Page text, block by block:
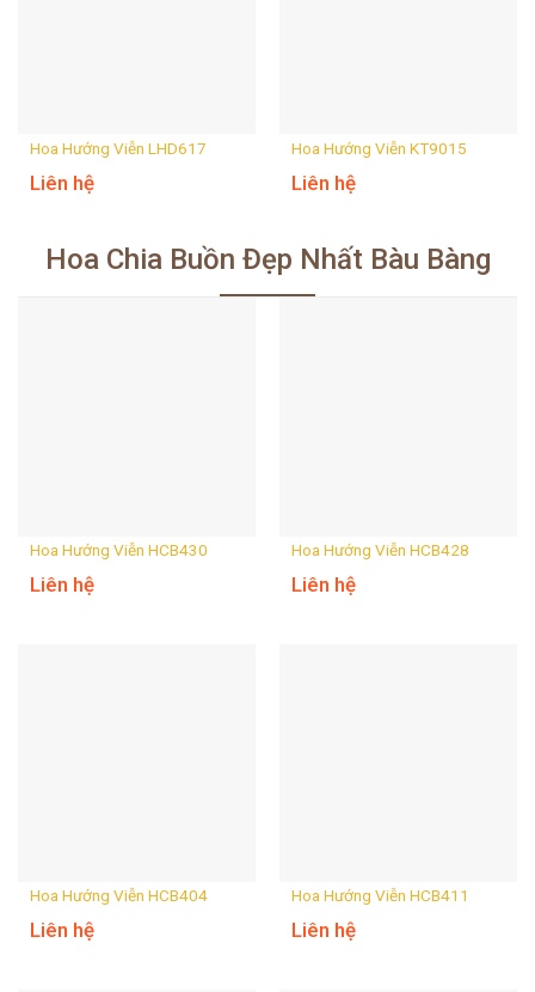
Hoa Hướng Viễn LHD617
Liên hệ
Hoa Hướng Viễn KT9015
Liên hệ
Hoa Chia Buồn Đẹp Nhất Bàu Bàng
Hoa Hướng Viễn HCB430
Liên hệ
Hoa Hướng Viễn HCB428
Liên hệ
Hoa Hướng Viễn HCB404
Liên hệ
Hoa Hướng Viễn HCB411
Liên hệ